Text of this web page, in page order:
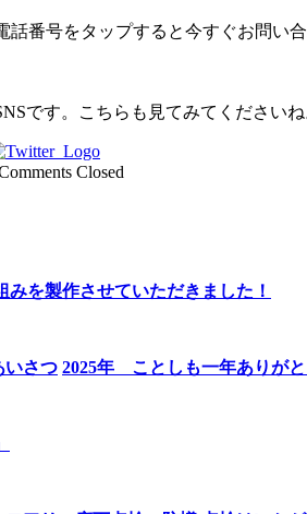
番号をタップすると今すぐお問い合
です。こちらも見てみてくださいね
Closed
みを製作させていただきました！
2025年 ことしも一年ありがと